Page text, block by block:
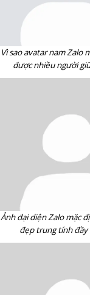
Vì sao avatar nam Zalo
được nhiều người
Ảnh đại diện Zalo mặc
đẹp trung tính